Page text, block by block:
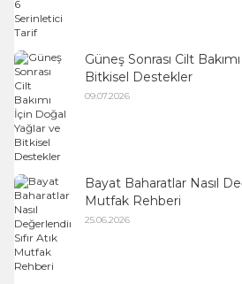
Güneş Sonrası Cilt
Bitkisel Destekler
09.07.2026
Bayat Baharatlar Nasıl
Mutfak Rehberi
25.06.2026